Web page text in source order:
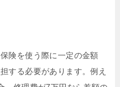
険を使う際に一定の金額
する必要があります。例え